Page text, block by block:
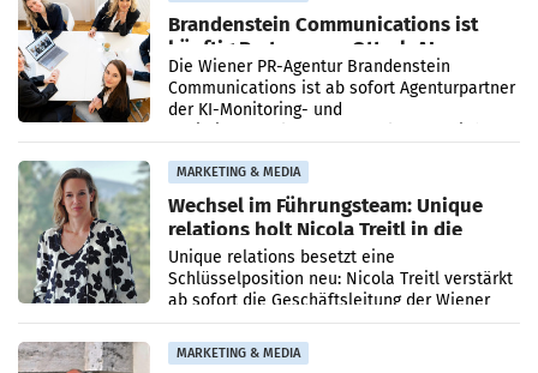
Brandenstein Communications ist
künftig Partner von OtterlyAI
Die Wiener PR-Agentur Brandenstein
Communications ist ab sofort Agenturpartner
der KI-Monitoring- und
MARKETING & MEDIA
Wechsel im Führungsteam: Unique
relations holt Nicola Treitl in die
Geschäftsleitung
Unique relations besetzt eine
Schlüsselposition neu: Nicola Treitl verstärkt
ab sofort die Geschäftsleitung der Wiener
PR-Agentur an der Seite von Josef Kalina und
Anna Kalina-Mahr.
MARKETING & MEDIA